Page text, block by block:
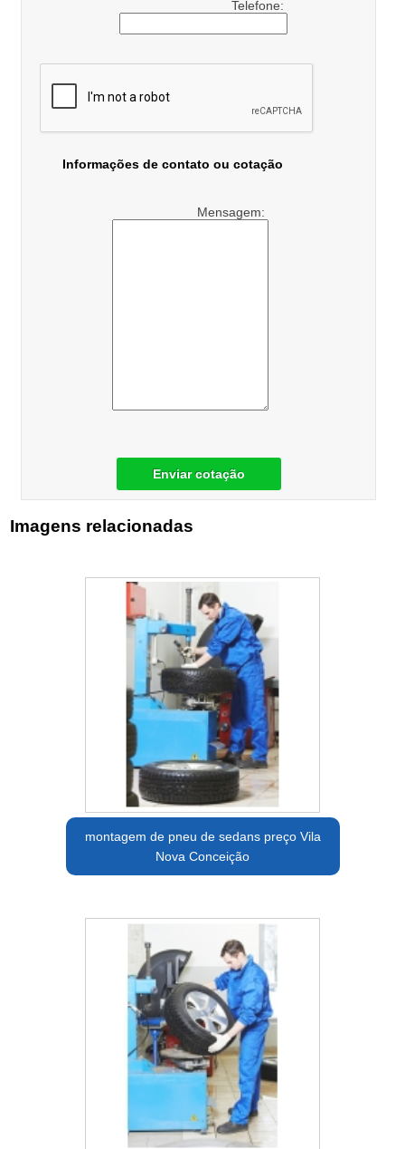
Telefone:
Informações de contato ou cotação
Mensagem:
Enviar cotação
Imagens relacionadas
montagem de pneu de sedans preço Vila
Nova Conceição